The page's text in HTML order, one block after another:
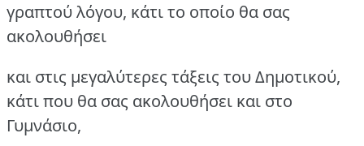
γραπτού λόγου, κάτι το οποίο θα σας
ακολουθήσει
και στις μεγαλύτερες τάξεις του Δημοτικού,
κάτι που θα σας ακολουθήσει και στο
Γυμνάσιο,